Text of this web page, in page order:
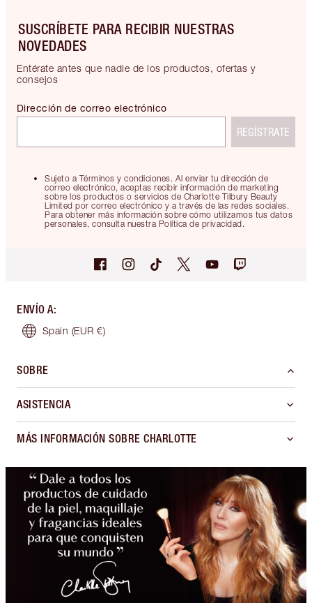
SUSCRÍBETE PARA RECIBIR NUESTRAS
NOVEDADES
Entérate antes que nadie de los productos, ofertas y
consejos
Sujeto a Términos y condiciones. Al enviar tu dirección de
correo electrónico, aceptas recibir información de marketing
sobre los productos o servicios de Charlotte Tilbury Beauty
Limited por correo electrónico y a través de las redes sociales.
Para obtener más información sobre cómo utilizamos tus datos
personales, consulta nuestra Política de privacidad.
Dirección de correo electrónico
REGÍSTRATE
ENVÍO A:
Spain (EUR €)
SOBRE
ASISTENCIA
MÁS INFORMACIÓN SOBRE CHARLOTTE